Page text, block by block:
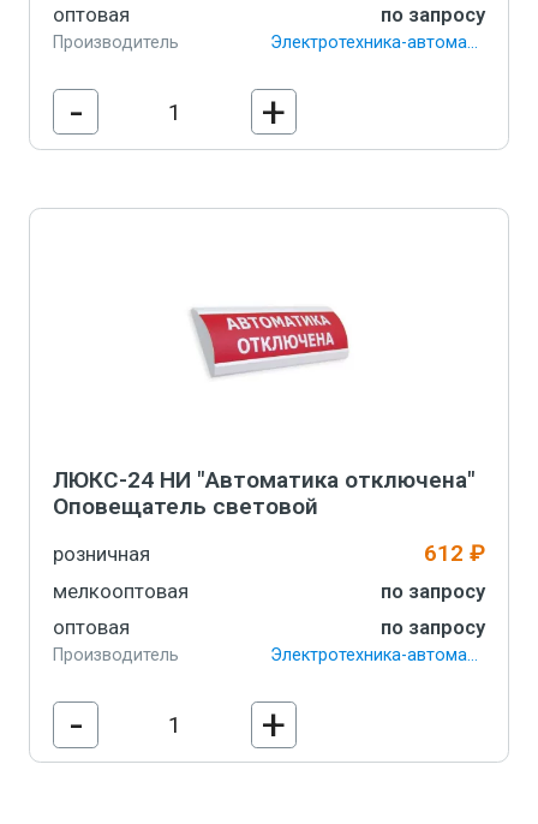
оптовая
по запросу
Производитель
- +
ЛЮКС-24 НИ "Автоматика отключена"
Оповещатель световой
розничная 612 ₽
мелкооптовая
по запросу
оптовая
по запросу
Производитель
- +